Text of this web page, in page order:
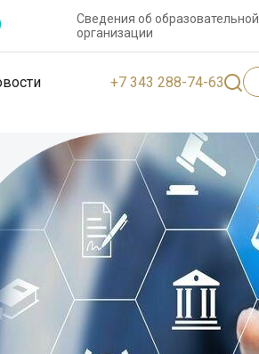
Сведения об образовательной
организации
+7 343 288-74-63